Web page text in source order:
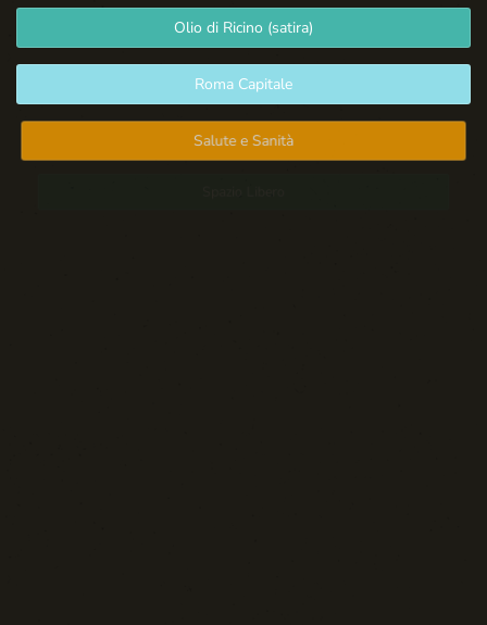
Olio di Ricino (satira)
Roma Capitale
Salute e Sanità